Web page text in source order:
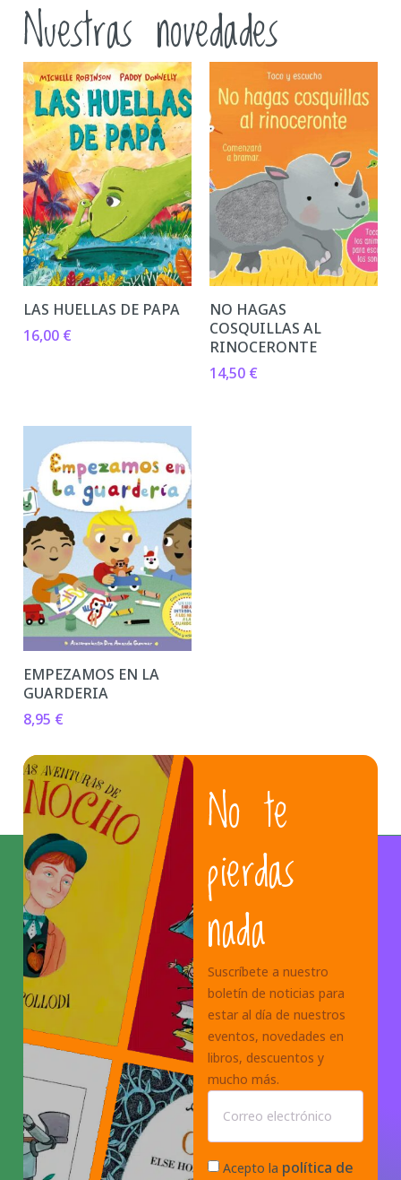
Nuestras novedades
LAS HUELLAS DE PAPA
16,00 €
NO HAGAS
COSQUILLAS AL
RINOCERONTE
14,50 €
EMPEZAMOS EN LA
GUARDERIA
8,95 €
No te
pierdas
nada
Suscríbete a nuestro
boletín de noticias para
estar al día de nuestros
eventos, novedades en
libros, descuentos y
mucho más.
Acepto la política de